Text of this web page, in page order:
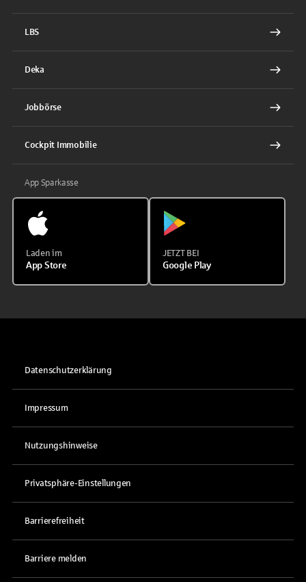
LBS
Deka
Jobbörse
Cockpit Immobilie
App Sparkasse
Laden im
App Store
JETZT BEI
Google Play
Datenschutzerklärung
Impressum
Nutzungshinweise
Privatsphäre-Einstellungen
Barrierefreiheit
Barriere melden